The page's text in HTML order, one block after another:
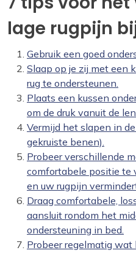
lage rugpijn
Gebruik een goed
Slaap op je zij met een
rug te ondersteunen.
Plaats een kussen
om de druk vanuit de
Vermijd het slapen in
gekruiste benen).
Probeer verschillende
comfortabele positie te
en uw rugpijn
Draag comfortabele,
aansluit rondom het
ondersteuning in bed.
Probeer regelmatig